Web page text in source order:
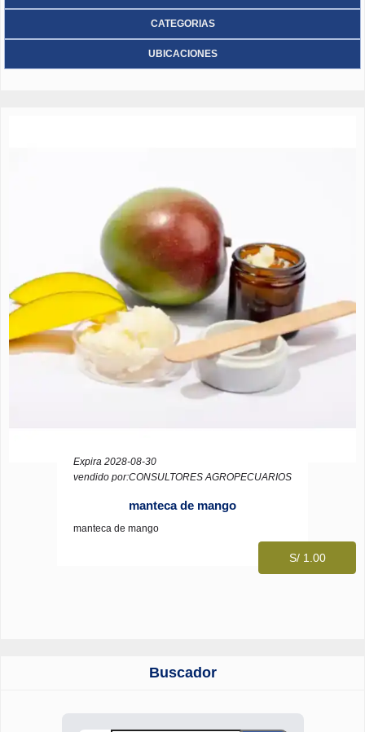
CATEGORIAS
UBICACIONES
Expira 2028-08-30
vendido por:CONSULTORES AGROPECUARIOS
manteca de mango
manteca de mango
S/ 1.00
Buscador